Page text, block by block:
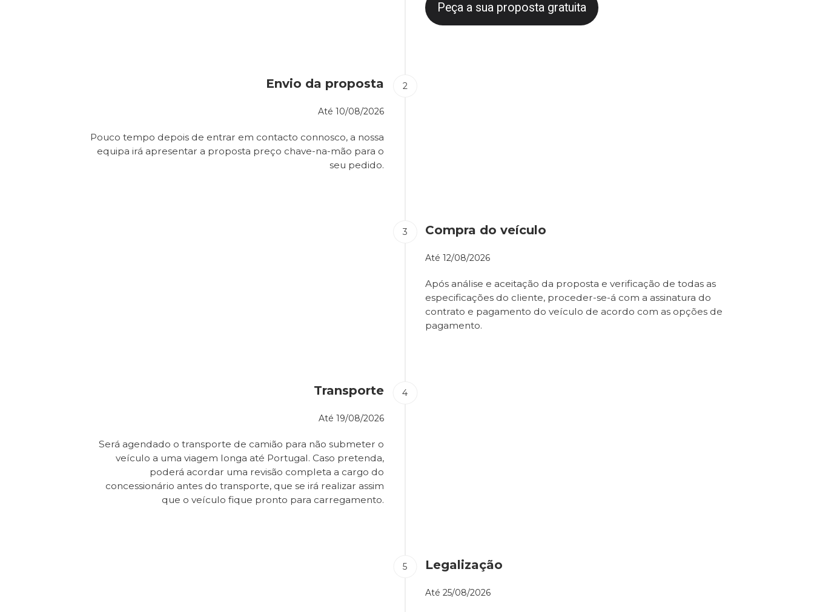
Peça a sua proposta gratuita
Envio da proposta
Até 10/08/2026
Pouco tempo depois de entrar em contacto connosco, a nossa
equipa irá apresentar a proposta preço chave-na-mão para o
seu pedido.
Compra do veículo
Até 12/08/2026
Após análise e aceitação da proposta e verificação de todas as
especificações do cliente, proceder-se-á com a assinatura do
contrato e pagamento do veículo de acordo com as opções de
pagamento.
Transporte
Até 19/08/2026
Será agendado o transporte de camião para não submeter o
veículo a uma viagem longa até Portugal. Caso pretenda,
poderá acordar uma revisão completa a cargo do
concessionário antes do transporte, que se irá realizar assim
que o veículo fique pronto para carregamento.
Legalização
Até 25/08/2026